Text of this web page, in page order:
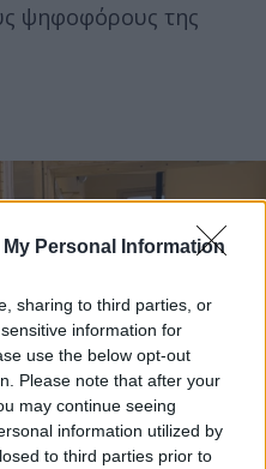
Personal Information
sharing to third parties, or
information for
use the below opt-out
Please note that after your
may continue seeing
information utilized by
to third parties prior to
ψηφοφόρους της